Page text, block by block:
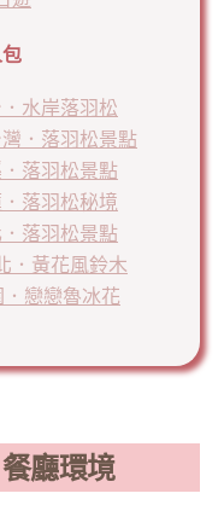
水岸落羽松
．落羽松景點
落羽松景點
落羽松秘境
落羽松景點
．黃花風鈴木
．戀戀魯冰花
廳環境